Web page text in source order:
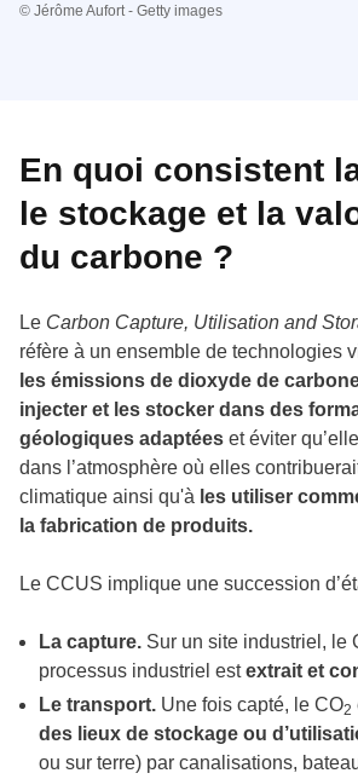
© Jérôme Aufort - Getty images
En quoi consistent
le stockage et la
du carbone ?
Le Carbon Capture, Utilisation and
réfère à un ensemble de technologies
les émissions de dioxyde de
injecter et les stocker dans des
géologiques adaptées et éviter
dans l’atmosphère où elles
climatique ainsi qu'à les utiliser
la fabrication de produits.
Le CCUS implique une succession
La capture. Sur un site industriel, le
processus industriel estextrait et
Le transport. Une fois capté, le CO2
des lieux de stockage ou
ou sur terre) par canalisations,